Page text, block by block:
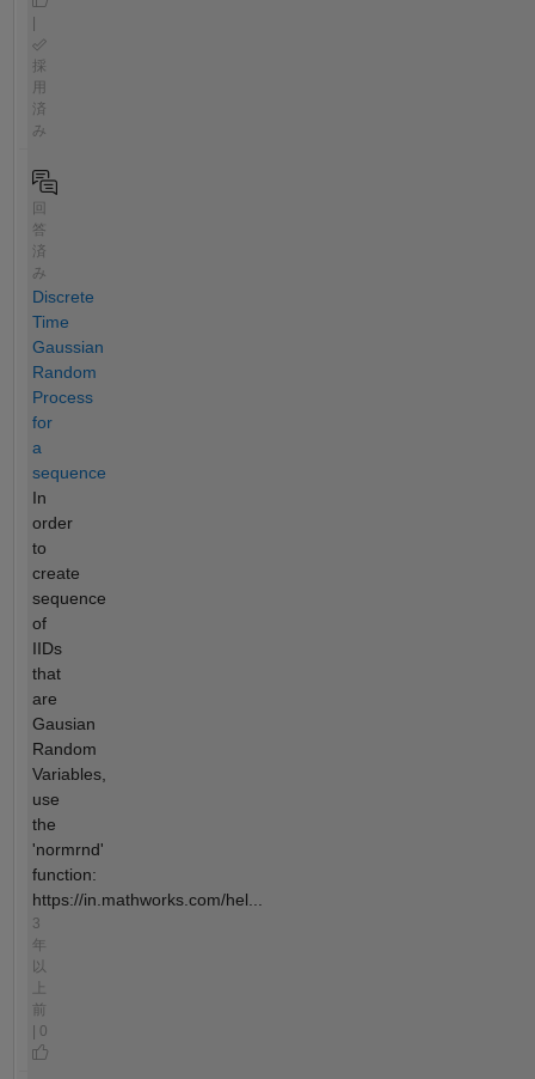
|
採
用
済
み
回
答
済
み
Discrete
Time
Gaussian
Random
Process
for
a
sequence
In
order
to
create
sequence
of
IIDs
that
are
Gausian
Random
Variables,
use
the
'normrnd'
function:
https://in.mathworks.com/hel...
3
年
以
前
| 0